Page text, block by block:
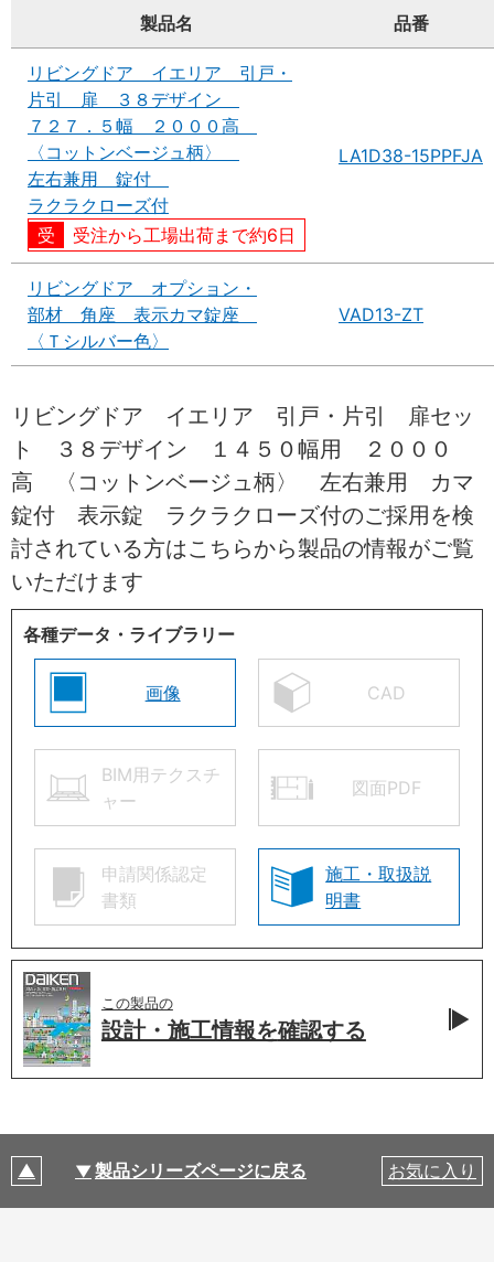
製品名 品番
リビングドア イエリア 引戸・
片引 扉 ３８デザイン
７２７．５幅 ２０００高
〈コットンベージュ柄〉
左右兼用 錠付
ラクラクローズ付
受注から工場出荷まで約6日
LA1D38-15PPFJA
リビングドア オプション・
部材 角座 表示カマ錠座
〈Ｔシルバー色〉
VAD13-ZT
リビングドア イエリア 引戸・片引 扉セッ
ト ３８デザイン １４５０幅用 ２０００
高 〈コットンベージュ柄〉 左右兼用 カマ
錠付 表示錠 ラクラクローズ付のご採用を検
討されている方はこちらから製品の情報がご覧
いただけます
各種データ・ライブラリー
画像 CAD
BIM用テクスチ
ャー
図面PDF
申請関係認定
書類
施工・取扱説
明書
この製品の
設計・施工情報を確認する
製品シリーズページに戻る お気に入り